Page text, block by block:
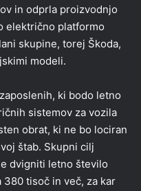
in odprla proizvodnjo
električno platformo
skupine, torej Škoda,
modeli.
ki bodo letno
sistemov za vozila
obrat, ki ne bo lociran
štab. Skupni cilj
dvigniti letno število
tisoč in več, za kar